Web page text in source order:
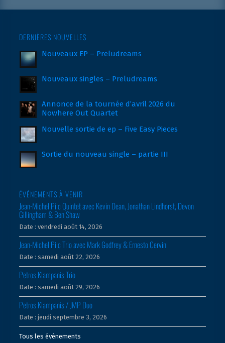
DERNIÈRES NOUVELLES
Nouveaux EP – Preludreams
Nouveaux singles – Preludreams
Annonce de la tournée d’avril 2026 du
Nowhere Out Quartet
Nouvelle sortie de ep – Five Easy Pieces
Sortie du nouveau single – partie III
ÉVÉNEMENTS À VENIR
Jean-Michel Pilc Quintet avec Kevin Dean, Jonathan Lindhorst, Devon
Gillingham & Ben Shaw
Date : vendredi août 14, 2026
Jean-Michel Pilc Trio avec Mark Godfrey & Ernesto Cervini
Date : samedi août 22, 2026
Petros Klampanis Trio
Date : samedi août 29, 2026
Petros Klampanis / JMP Duo
Date : jeudi septembre 3, 2026
Tous les événements